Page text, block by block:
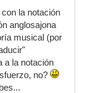
la notación
anglosajona
musical (por
a la notación
no?